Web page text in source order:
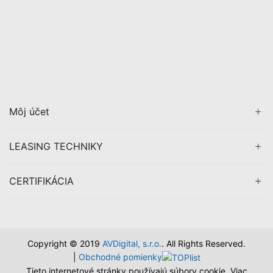
Môj účet
LEASING TECHNIKY
CERTIFIKÁCIA
Copyright © 2019 AVDigital, s.r.o.. All Rights Reserved.
Obchodné pomienky